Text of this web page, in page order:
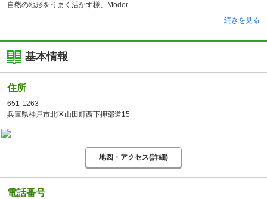
自然の地形をうまく活かす様、Moder
続きを見る
基本情報
住所
651-1263
兵庫県神戸市北区山田町西下押部道15
地図・アクセス(詳細)
電話番号